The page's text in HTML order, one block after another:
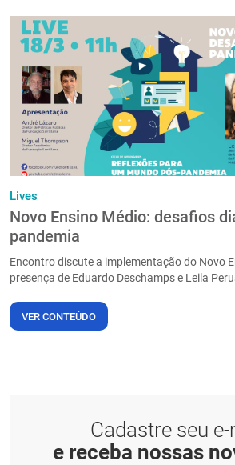
Lives
Novo Ensino Médio: desafios
pandemia
Encontro discute a implementação do Novo
presença de Eduardo Deschamps e Leila
VER CONTEÚDO
Cadastre seu e-
e receba nossas